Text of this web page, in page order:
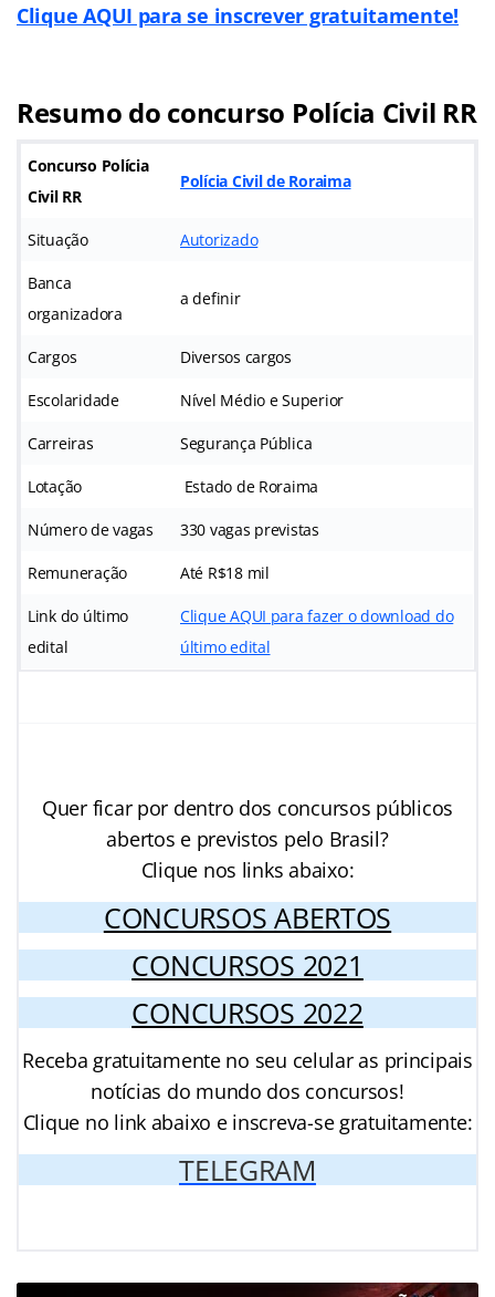
Clique AQUI para se inscrever gratuitamente!
Resumo do concurso Polícia Civil RR
Concurso Polícia
Civil RR
Polícia Civil de Roraima
Situação Autorizado
Banca
organizadora
a definir
Cargos Diversos cargos
Escolaridade Nível Médio e Superior
Carreiras Segurança Pública
Lotação Estado de Roraima
Número de vagas 330 vagas previstas
Remuneração Até R$18 mil
Link do último
edital
Clique AQUI para fazer o download do
último edital
Quer ficar por dentro dos concursos públicos
abertos e previstos pelo Brasil?
Clique nos links abaixo:
CONCURSOS ABERTOS
CONCURSOS 2021
CONCURSOS 2022
Receba gratuitamente no seu celular as principais
notícias do mundo dos concursos!
Clique no link abaixo e inscreva-se gratuitamente:
TELEGRAM